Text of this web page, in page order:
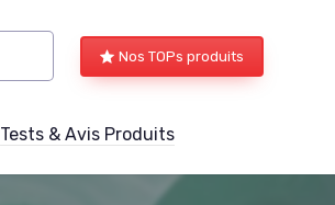
Nos TOPs produits
Tests & Avis Produits